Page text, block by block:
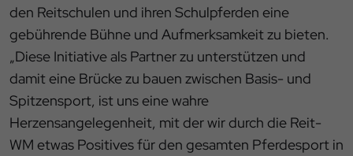
den Reitschulen und ihren Schulpferden eine
gebührende Bühne und Aufmerksamkeit zu bieten.
„Diese Initiative als Partner zu unterstützen und
damit eine Brücke zu bauen zwischen Basis- und
Spitzensport, ist uns eine wahre
Herzensangelegenheit, mit der wir durch die Reit-
WM etwas Positives für den gesamten Pferdesport in